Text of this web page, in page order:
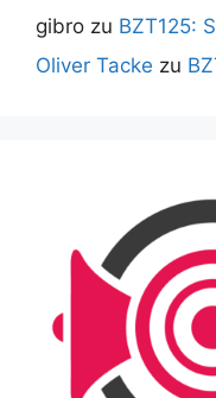
gibro zu BZT125:
Oliver Tacke zu